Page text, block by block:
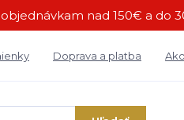
nad 150€ a do
Doprava a platba